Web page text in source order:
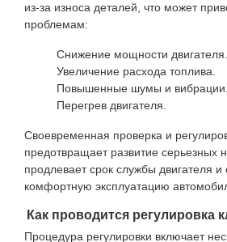
из-за износа деталей, что может
проблемам:
Снижение мощности двигателя.
Увеличение расхода топлива.
Повышенные шумы и вибрации.
Перегрев двигателя.
Своевременная проверка и
предотвращает развитие серьезных
продлевает срок службы двигателя и
комфортную эксплуатацию
Как проводится регулировка
Процедура регулировки включает